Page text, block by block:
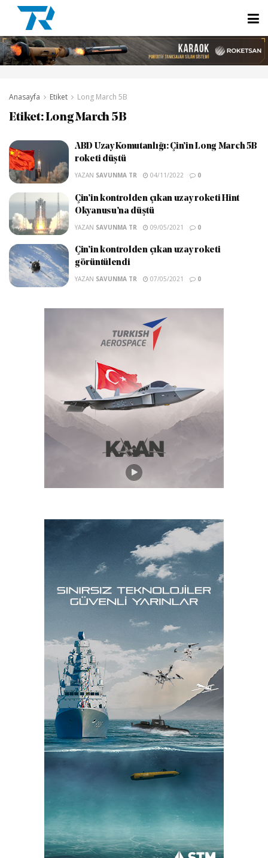
Anasayfa Etiket Long March 5B
Etiket:Long March 5B
ABD Uzay Komutanlığı: Çin’in Long March 5B
roketi düştü
YAZAN SAVUNMA TR 04/11/2022 0
Çin’in kontrolden çıkan uzay roketi Hint
Okyanusu’na düştü
YAZAN SAVUNMA TR 09/05/2021 0
Çin’in kontrolden çıkan uzay roketi
görüntülendi
YAZAN SAVUNMA TR 07/05/2021 0